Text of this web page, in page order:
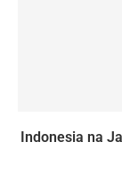
Indonesia na